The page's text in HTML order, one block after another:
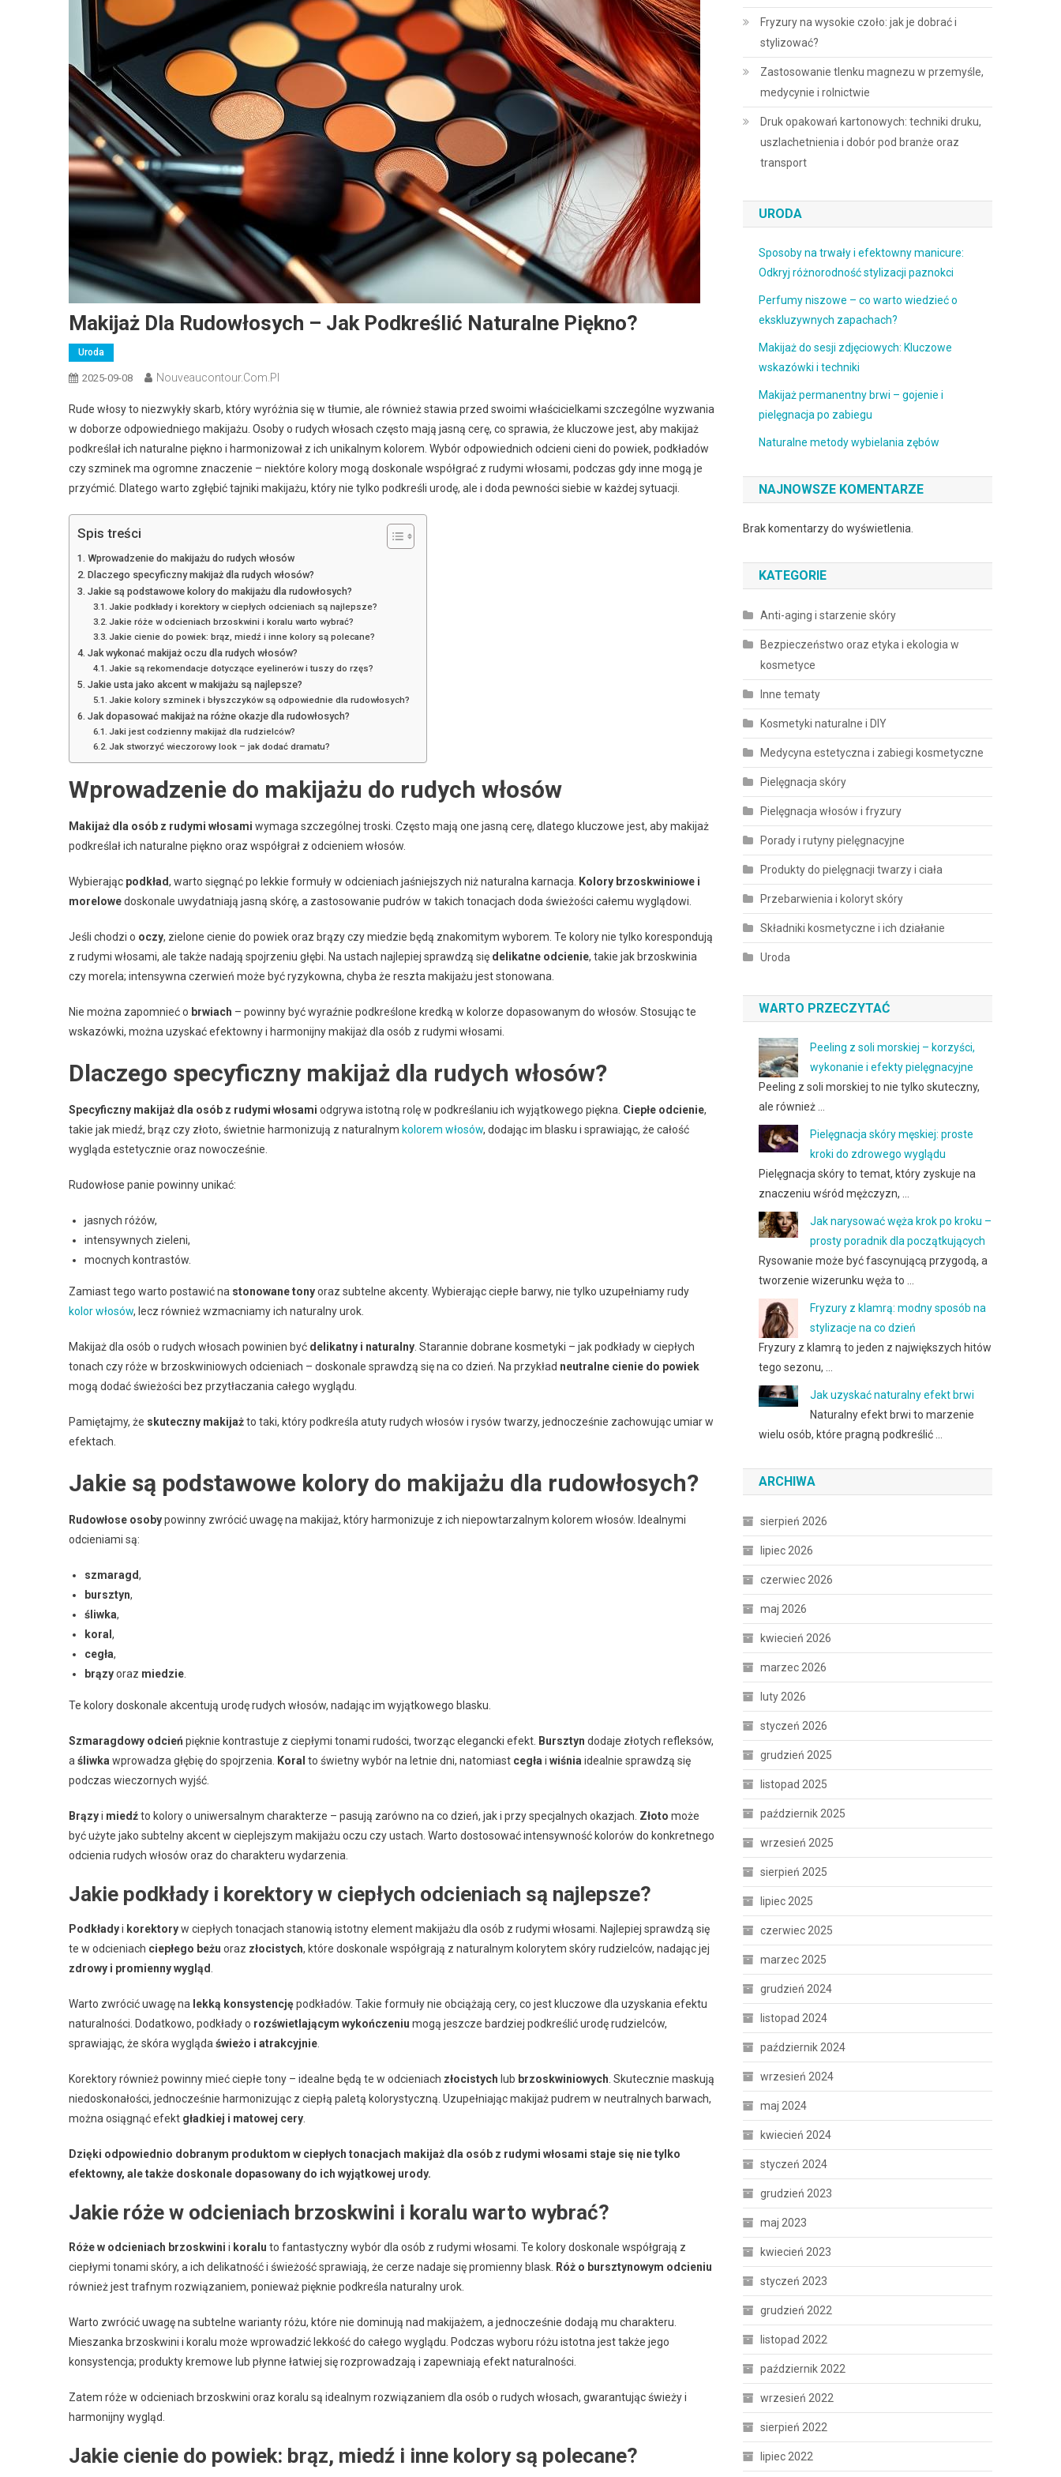
Makijaż Dla Rudowłosych – Jak Podkreślić Naturalne Piękno?
Uroda
2025-09-08 Nouveaucontour.com.pl
Rude włosy to niezwykły skarb, który wyróżnia się w tłumie, ale również stawia przed swoimi właścicielkami szczególne wyzwania
w doborze odpowiedniego makijażu. Osoby o rudych włosach często mają jasną cerę, co sprawia, że kluczowe jest, aby makijaż
podkreślał ich naturalne piękno i harmonizował z ich unikalnym kolorem. Wybór odpowiednich odcieni cieni do powiek, podkładów
czy szminek ma ogromne znaczenie – niektóre kolory mogą doskonale współgrać z rudymi włosami, podczas gdy inne mogą je
przyćmić. Dlatego warto zgłębić tajniki makijażu, który nie tylko podkreśli urodę, ale i doda pewności siebie w każdej sytuacji.
Spis treści
Wprowadzenie do makijażu do rudych włosów
Dlaczego specyficzny makijaż dla rudych włosów?
Jakie są podstawowe kolory do makijażu dla rudowłosych?
Jakie podkłady i korektory w ciepłych odcieniach są najlepsze?
Jakie róże w odcieniach brzoskwini i koralu warto wybrać?
Jakie cienie do powiek: brąz, miedź i inne kolory są polecane?
Jak wykonać makijaż oczu dla rudych włosów?
Jakie są rekomendacje dotyczące eyelinerów i tuszy do rzęs?
Jakie usta jako akcent w makijażu są najlepsze?
Jakie kolory szminek i błyszczyków są odpowiednie dla rudowłosych?
Jak dopasować makijaż na różne okazje dla rudowłosych?
Jaki jest codzienny makijaż dla rudzielców?
Jak stworzyć wieczorowy look – jak dodać dramatu?
Wprowadzenie do makijażu do rudych włosów
Makijaż dla osób z rudymi włosami wymaga szczególnej troski. Często mają one jasną cerę, dlatego kluczowe jest, aby makijaż
podkreślał ich naturalne piękno oraz współgrał z odcieniem włosów.
Wybierając podkład, warto sięgnąć po lekkie formuły w odcieniach jaśniejszych niż naturalna karnacja.
Kolory brzoskwiniowe i
morelowedoskonale uwydatniają jasną skórę, a zastosowanie pudrów w takich tonacjach doda świeżości całemu wyglądowi.
Jeśli chodzi o oczy, zielone cienie do powiek oraz brązy czy miedzie będą znakomitym wyborem. Te kolory nie tylko korespondują
z rudymi włosami, ale także nadają spojrzeniu głębi. Na ustach najlepiej sprawdzą się delikatne odcienie, takie jak brzoskwinia
czy morela; intensywna czerwień może być ryzykowna, chyba że reszta makijażu jest stonowana.
Nie można zapomnieć o brwiach – powinny być wyraźnie podkreślone kredką w kolorze dopasowanym do włosów. Stosując te
wskazówki, można uzyskać efektowny i harmonijny makijaż dla osób z rudymi włosami.
Dlaczego specyficzny makijaż dla rudych włosów?
Specyficzny makijaż dla osób z rudymi włosami odgrywa istotną rolę w podkreślaniu ich wyjątkowego piękna. Ciepłe odcienie,
takie jak miedź, brąz czy złoto, świetnie harmonizują z naturalnym kolorem włosów, dodając im blasku i sprawiając, że całość
wygląda estetycznie oraz nowocześnie.
Rudowłose panie powinny unikać:
jasnych różów,
intensywnych zieleni,
mocnych kontrastów.
Zamiast tego warto postawić na stonowane tonyoraz subtelne akcenty. Wybierając ciepłe barwy, nie tylko uzupełniamy rudy
kolor włosów, lecz również wzmacniamy ich naturalny urok.
Makijaż dla osób o rudych włosach powinien być delikatny i naturalny . Starannie dobrane kosmetyki – jak podkłady w ciepłych
tonach czy róże w brzoskwiniowych odcieniach – doskonale sprawdzą się na co dzień. Na przykład neutralne cienie do powiek
mogą dodać świeżości bez przytłaczania całego wyglądu.
Pamiętajmy, że skuteczny makijażto taki, który podkreśla atuty rudych włosów i rysów twarzy, jednocześnie zachowując umiar w
efektach.
Jakie są podstawowe kolory do makijażu dla rudowłosych?
Rudowłose osobypowinny zwrócić uwagę na makijaż, który harmonizuje z ich niepowtarzalnym kolorem włosów. Idealnymi
odcieniami są:
szmaragd,
bursztyn,
śliwka,
koral ,
cegła,
brązyoraz miedzie
Te kolory doskonale akcentują urodę rudych włosów, nadając im wyjątkowego blasku.
Szmaragdowy odcień pięknie kontrastuje z ciepłymi tonami rudości, tworząc elegancki efekt. Bursztyn dodaje złotych refleksów,
a śliwka wprowadza głębię do spojrzenia. Koral to świetny wybór na letnie dni, natomiast cegła i wiśnia idealnie sprawdzą się
podczas wieczornych wyjść.
Brązyi miedźto kolory o uniwersalnym charakterze – pasują zarówno na co dzień, jak i przy specjalnych okazjach. Złoto może
być użyte jako subtelny akcent w cieplejszym makijażu oczu czy ustach. Warto dostosować intensywność kolorów do konkretnego
odcienia rudych włosów oraz do charakteru wydarzenia.
Jakie podkłady i korektory w ciepłych odcieniach są najlepsze?
Podkładyi korektoryw ciepłych tonacjach stanowią istotny element makijażu dla osób z rudymi włosami. Najlepiej sprawdzą się
te w odcieniach ciepłego beżu oraz złocistych, które doskonale współgrają z naturalnym kolorytem skóry rudzielców, nadając jej
zdrowy i promienny wygląd
Warto zwrócić uwagę na lekką konsystencjępodkładów. Takie formuły nie obciążają cery, co jest kluczowe dla uzyskania efektu
naturalności. Dodatkowo, podkłady o rozświetlającym wykończeniu mogą jeszcze bardziej podkreślić urodę rudzielców,
sprawiając, że skóra wygląda świeżo i atrakcyjnie
Korektory również powinny mieć ciepłe tony – idealne będą te w odcieniach złocistych lub brzoskwiniowych . Skutecznie maskują
niedoskonałości, jednocześnie harmonizując z ciepłą paletą kolorystyczną. Uzupełniając makijaż pudrem w neutralnych barwach,
można osiągnąć efekt gładkiej i matowej cery
Dzięki odpowiednio dobranym produktom w ciepłych tonacjach makijaż dla osób z rudymi włosami staje się nie tylko
efektowny, ale także doskonale dopasowany do ich wyjątkowej urody.
Jakie róże w odcieniach brzoskwini i koralu warto wybrać?
Róże w odcieniach brzoskwini i koralu to fantastyczny wybór dla osób z rudymi włosami. Te kolory doskonale współgrają z
ciepłymi tonami skóry, a ich delikatność i świeżość sprawiają, że cerze nadaje się promienny blask. Róż o bursztynowym odcieniu
również jest trafnym rozwiązaniem, ponieważ pięknie podkreśla naturalny urok.
Warto zwrócić uwagę na subtelne warianty różu, które nie dominują nad makijażem, a jednocześnie dodają mu charakteru.
Mieszanka brzoskwini i koralu może wprowadzić lekkość do całego wyglądu. Podczas wyboru różu istotna jest także jego
konsystencja; produkty kremowe lub płynne łatwiej się rozprowadzają i zapewniają efekt naturalności.
Zatem róże w odcieniach brzoskwini oraz koralu są idealnym rozwiązaniem dla osób o rudych włosach, gwarantując świeży i
harmonijny wygląd.
Jakie cienie do powiek: brąz, miedź i inne kolory są polecane?
Fryzury na wysokie czoło: jak je dobrać i
stylizować?
Zastosowanie tlenku magnezu w przemyśle,
medycynie i rolnictwie
Druk opakowań kartonowych: techniki druku,
uszlachetnienia i dobór pod branże oraz
transport
URODA
Sposoby na trwały i efektowny manicure:
Odkryj różnorodność stylizacji paznokci
Perfumy niszowe – co warto wiedzieć o
ekskluzywnych zapachach?
Makijaż do sesji zdjęciowych: Kluczowe
wskazówki i techniki
Makijaż permanentny brwi – gojenie i
pielęgnacja po zabiegu
Naturalne metody wybielania zębów
NAJNOWSZE KOMENTARZE
Brak komentarzy do wyświetlenia.
KATEGORIE
Anti-aging i starzenie skóry
Bezpieczeństwo oraz etyka i ekologia w
kosmetyce
Inne tematy
Kosmetyki naturalne i DIY
Medycyna estetyczna i zabiegi kosmetyczne
Pielęgnacja skóry
Pielęgnacja włosów i fryzury
Porady i rutyny pielęgnacyjne
Produkty do pielęgnacji twarzy i ciała
Przebarwienia i koloryt skóry
Składniki kosmetyczne i ich działanie
Uroda
WARTO PRZECZYTAĆ
Peeling z soli morskiej – korzyści,
wykonanie i efekty pielęgnacyjne
Peeling z soli morskiej to nie tylko skuteczny,
ale również …
Pielęgnacja skóry męskiej: proste
kroki do zdrowego wyglądu
Pielęgnacja skóry to temat, który zyskuje na
znaczeniu wśród mężczyzn, …
Jak narysować węża krok po kroku –
prosty poradnik dla początkujących
Rysowanie może być fascynującą przygodą, a
tworzenie wizerunku węża to …
Fryzury z klamrą: modny sposób na
stylizacje na co dzień
Fryzury z klamrą to jeden z największych hitów
tego sezonu, …
Jak uzyskać naturalny efekt brwi
Naturalny efekt brwi to marzenie
wielu osób, które pragną podkreślić …
ARCHIWA
sierpień 2026
lipiec 2026
czerwiec 2026
maj 2026
kwiecień 2026
marzec 2026
luty 2026
styczeń 2026
grudzień 2025
listopad 2025
październik 2025
wrzesień 2025
sierpień 2025
lipiec 2025
czerwiec 2025
marzec 2025
grudzień 2024
listopad 2024
październik 2024
wrzesień 2024
maj 2024
kwiecień 2024
styczeń 2024
grudzień 2023
maj 2023
kwiecień 2023
styczeń 2023
grudzień 2022
listopad 2022
październik 2022
wrzesień 2022
sierpień 2022
lipiec 2022